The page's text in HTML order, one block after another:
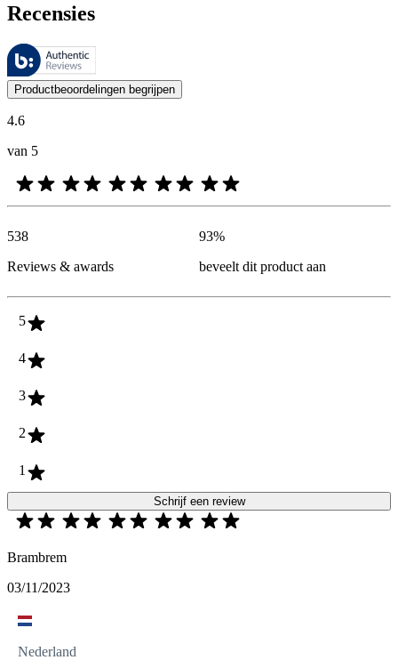
Recensies
Deze beoordelingen worden beheerd door Bazaarvoice en voldoen
De mening van onze klanten is nuttig voor iedereen, of het nu een
Productbeoordelingen begrijpen
4.6
van 5
538
Reviews & awards
93%
beveelt dit product aan
5
4
3
2
1
Schrijf een review
Brambrem
03/11/2023
Nederland